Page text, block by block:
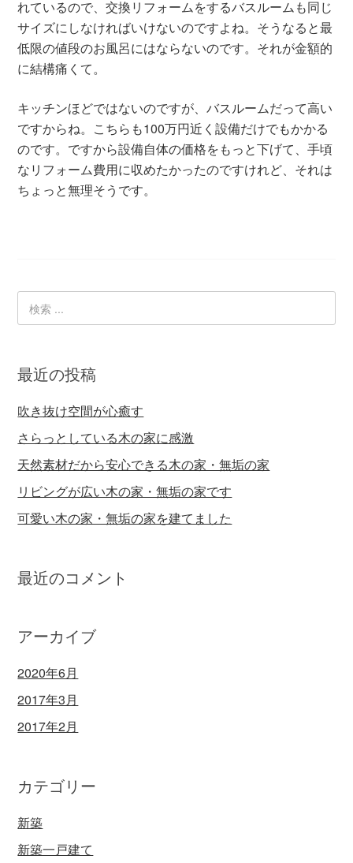
れているので、交換リフォームをするバスルームも同じ
サイズにしなければいけないのですよね。そうなると最
低限の値段のお風呂にはならないのです。それが金額的
に結構痛くて。
キッチンほどではないのですが、バスルームだって高い
ですからね。こちらも100万円近く設備だけでもかかる
のです。ですから設備自体の価格をもっと下げて、手頃
なリフォーム費用に収めたかったのですけれど、それは
ちょっと無理そうです。
最近の投稿
吹き抜け空間が心癒す
さらっとしている木の家に感激
天然素材だから安心できる木の家・無垢の家
リビングが広い木の家・無垢の家です
可愛い木の家・無垢の家を建てました
最近のコメント
アーカイブ
2020年6月
2017年3月
2017年2月
カテゴリー
新築
新築一戸建て